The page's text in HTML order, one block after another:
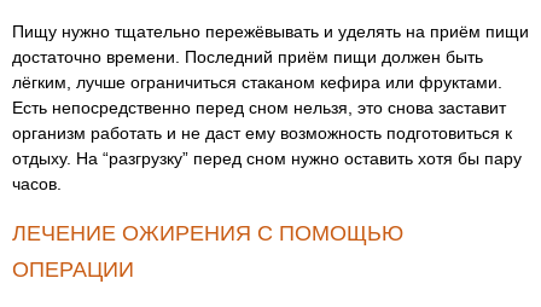
Пищу нужно тщательно пережёвывать и уделять на приём пищи
достаточно времени. Последний приём пищи должен быть
лёгким, лучше ограничиться стаканом кефира или фруктами.
Есть непосредственно перед сном нельзя, это снова заставит
организм работать и не даст ему возможность подготовиться к
отдыху. На “разгрузку” перед сном нужно оставить хотя бы пару
часов.
ЛЕЧЕНИЕ ОЖИРЕНИЯ С ПОМОЩЬЮ
ОПЕРАЦИИ